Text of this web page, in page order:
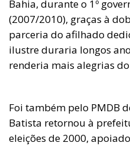
Bahia, durante o 1º
(2007/2010), graças à
parceria do afilhado
ilustre duraria longos
renderia mais alegrias
Foi também pelo PMDB
Batista retornou à
eleições de 2000,